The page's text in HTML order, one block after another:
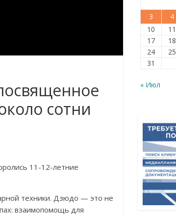
сотни
11-12-летние
техники. Дзюдо — это не
взаимопомощь для
3
4
10
11
17
18
24
25
31
« Июл